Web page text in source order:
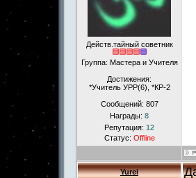
Действ.тайный советник
Группа: Мастера и Учителя
Достижения:
*Учитель УРР(6), *КР-2
Сообщений: 807
Награды: 8
Репутация: 12
Статус: Offline
Yurei